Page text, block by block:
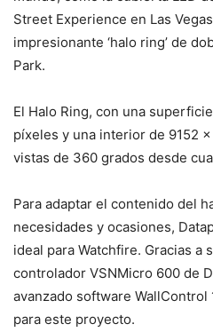
Street Experience en Las
impresionante ‘halo ring’ de
Park.
El Halo Ring, con una
píxeles y una interior de 9152
vistas de 360 grados desde
Para adaptar el contenido del
necesidades y ocasiones,
ideal para Watchfire. Gracias a
controlador VSNMicro 600 de
avanzado software
para este proyecto.